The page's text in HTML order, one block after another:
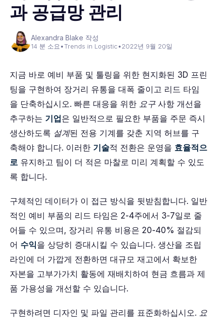
과 공급망 관리
Alexandra Blake 작성
14 분 소요 •Trends in Logistic•2022년 9월 20일
지금 바로 예비 부품 및 툴링을 위한 현지화된 3D 프린
팅을 구현하여 장거리 유통을 대폭 줄이고 리드 타임
을 단축하십시오. 빠른 대응을 위한 요구 사항 개선을
추구하는 기업 은 일반적으로 필요한 부품을 주문 즉시
생산하도록 설계된 전용 기계를 갖춘 지역 허브를 구
축해야 합니다. 이러한 기술적 전환은 운영을 효율적으
로 유지하고 팀이 더 적은 마찰로 미리 계획할 수 있도
록 합니다.
구체적인 데이터가 이 접근 방식을 뒷받침합니다. 일반
적인 예비 부품의 리드 타임은 2-4주에서 3-7일로 줄
어들 수 있으며, 장거리 유통 비용은 20-40% 절감되
어 수익을 상당히 증대시킬 수 있습니다. 생산을 조립
라인에 더 가깝게 전환하면 대규모 재고에서 확보한
자본을 고부가가치 활동에 재배치하여 현금 흐름과 제
품 가용성을 개선할 수 있습니다.
구현하려면 디자인 및 파일 관리를 표준화하십시오. 요